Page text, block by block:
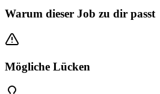
Warum dieser Job zu dir passt
Mögliche Lücken